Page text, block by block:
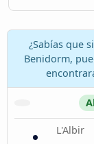
¿Sabías que
Benidorm,
L'Albir